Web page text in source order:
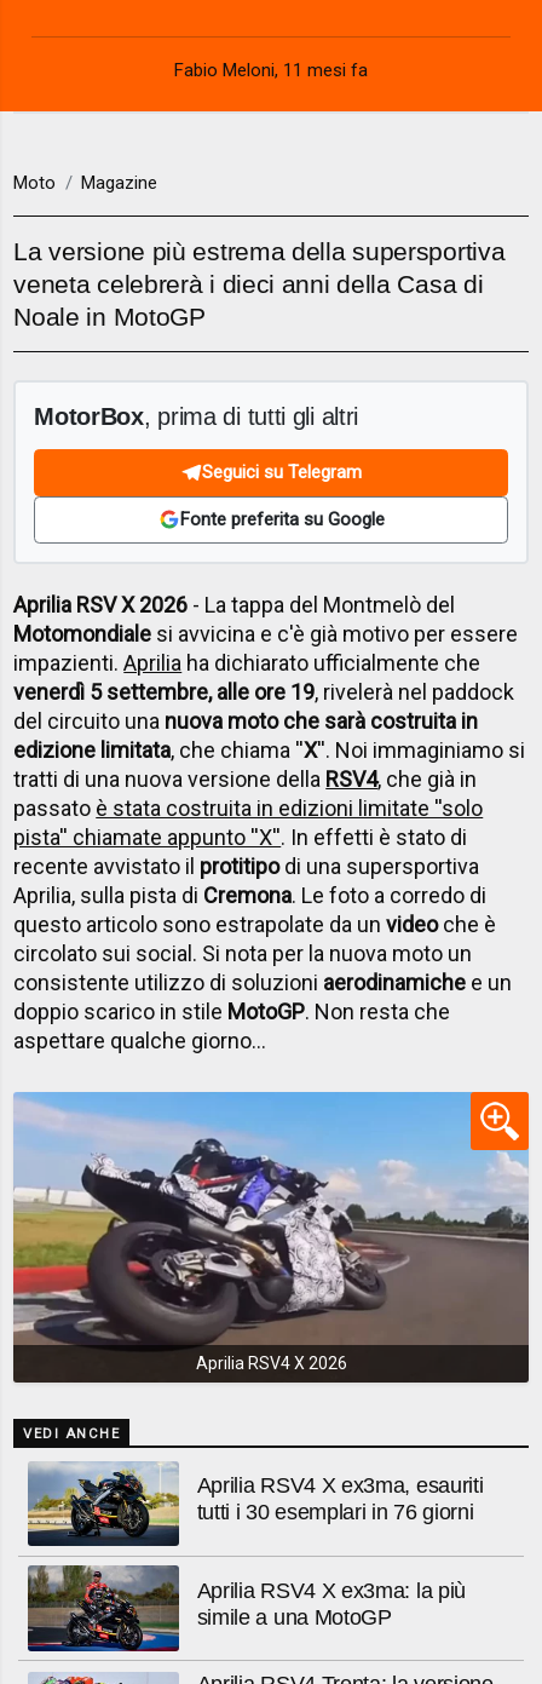
Fabio Meloni, 11 mesi fa
Moto Magazine
La versione più estrema della supersportiva
veneta celebrerà i dieci anni della Casa di
Noale in MotoGP
MotorBox, prima di tutti gli altri
Seguici su Telegram
Fonte preferita su Google
Aprilia RSV X 2026 - La tappa del Montmelò del
Motomondiale si avvicina e c'è già motivo per essere
impazienti.Aprilia ha dichiarato ufficialmente che
venerdì 5 settembre, alle ore 19, rivelerà nel paddock
del circuito una nuova moto che sarà costruita in
edizione limitata, che chiama ''X''. Noi immaginiamo si
tratti di una nuova versione della RSV4, che già in
passato è stata costruita in edizioni limitate ''solo
pista'' chiamate appunto ''X''. In effetti è stato di
recente avvistato il protitipodi una supersportiva
Aprilia, sulla pista di Cremona. Le foto a corredo di
questo articolo sono estrapolate da unvideoche è
circolato sui social. Si nota per la nuova moto un
consistente utilizzo di soluzioni aerodinamiche e un
doppio scarico in stile MotoGP. Non resta che
aspettare qualche giorno...
Aprilia RSV4 X 2026
VEDI ANCHE
Aprilia RSV4 X ex3ma, esauriti
tutti i 30 esemplari in 76 giorni
Aprilia RSV4 X ex3ma: la più
simile a una MotoGP